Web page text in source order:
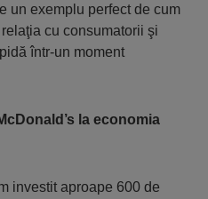
un exemplu perfect de cum
cu consumatorii şi
într-un moment
la economia
investit aproape 600 de